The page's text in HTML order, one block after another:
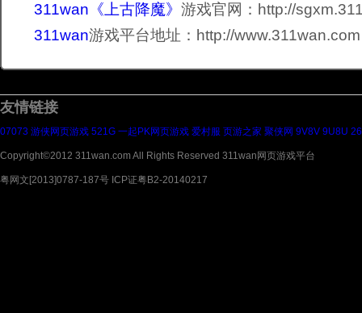
311wan《上古降魔》 游戏官网：http://
311wan游戏平台地址：http://www.311wan.com
友情链接
07073 游侠网页游戏 521G 一起PK网页游戏 爱村服 页游之家 聚侠网 9V8V 9U8U
Copyright©2012 311wan.com All Rights Reserved 311wan网页游戏平台
粤网文[2013]0787-187号 ICP证粤B2-20140217